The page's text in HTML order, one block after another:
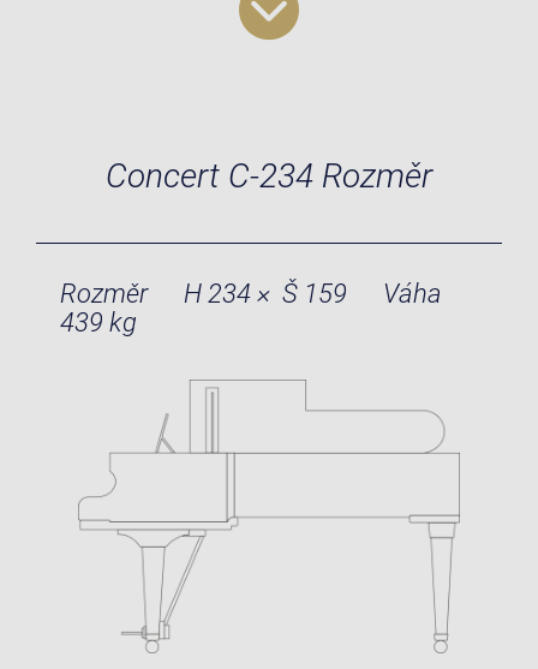
Concert C-234 Rozměr
Rozměr H 234 × Š 159
Váha
439 kg